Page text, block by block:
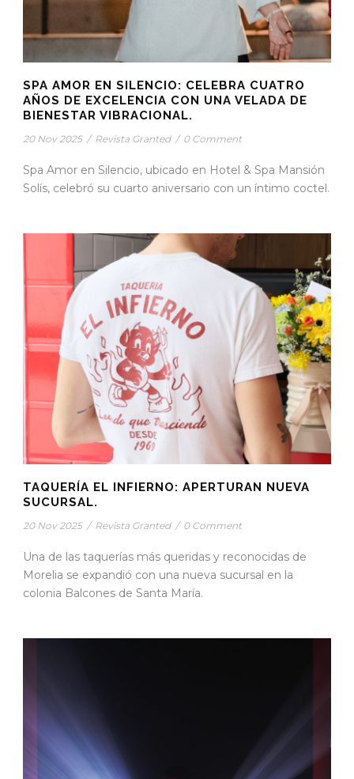
SPA AMOR EN SILENCIO: CELEBRA CUATRO
AÑOS DE EXCELENCIA CON UNA VELADA DE
BIENESTAR VIBRACIONAL.
20 Nov 2025 / Revista Granted / 0 Comment
Spa Amor en Silencio, ubicado en Hotel & Spa Mansión
Solís, celebró su cuarto aniversario con un íntimo coctel.
TAQUERÍA EL INFIERNO: APERTURAN NUEVA
SUCURSAL.
20 Nov 2025 / Revista Granted / 0 Comment
Una de las taquerías más queridas y reconocidas de
Morelia se expandió con una nueva sucursal en la
colonia Balcones de Santa María.